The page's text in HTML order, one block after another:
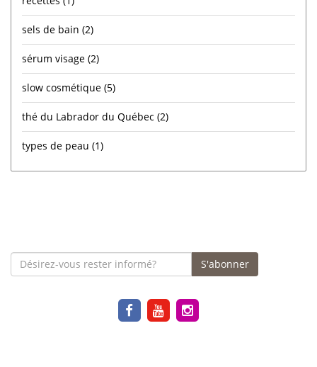
sels de bain (2)
sérum visage (2)
slow cosmétique (5)
thé du Labrador du Québec (2)
types de peau (1)
S'abonner